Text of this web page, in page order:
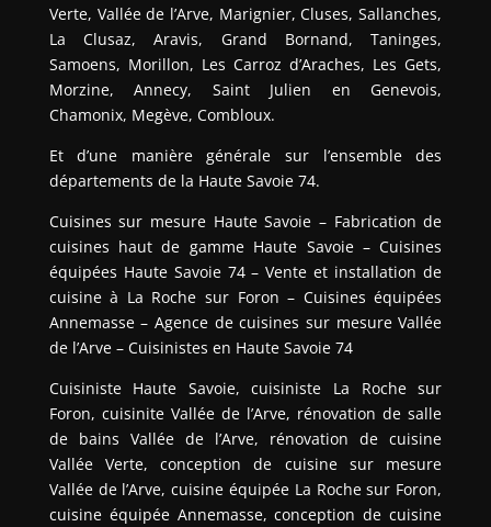
Verte, Vallée de l’Arve, Marignier, Cluses, Sallanches,
La Clusaz, Aravis, Grand Bornand, Taninges,
Samoens, Morillon, Les Carroz d’Araches, Les Gets,
Morzine, Annecy, Saint Julien en Genevois,
Chamonix, Megève, Combloux.
Et d’une manière générale sur l’ensemble des
départements de la Haute Savoie 74.
Cuisines sur mesure Haute Savoie – Fabrication de
cuisines haut de gamme Haute Savoie – Cuisines
équipées Haute Savoie 74 – Vente et installation de
cuisine à La Roche sur Foron – Cuisines équipées
Annemasse – Agence de cuisines sur mesure Vallée
de l’Arve – Cuisinistes en Haute Savoie 74
Cuisiniste Haute Savoie, cuisiniste La Roche sur
Foron, cuisinite Vallée de l’Arve, rénovation de salle
de bains Vallée de l’Arve, rénovation de cuisine
Vallée Verte, conception de cuisine sur mesure
Vallée de l’Arve, cuisine équipée La Roche sur Foron,
cuisine équipée Annemasse, conception de cuisine